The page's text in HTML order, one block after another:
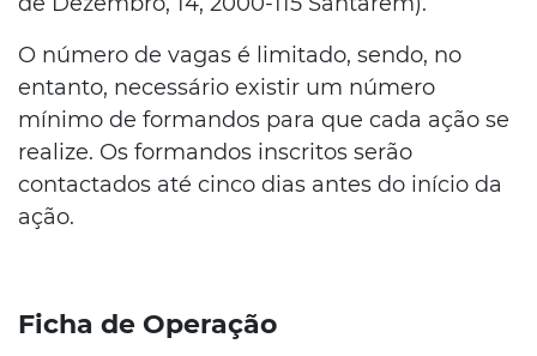
O número de vagas é limitado, sendo, no
entanto, necessário existir um número
mínimo de formandos para que cada ação se
realize. Os formandos inscritos serão
contactados até cinco dias antes do início da
ação.
Ficha de Operação